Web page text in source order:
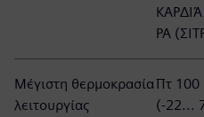
PA
Μέγιστη θερμοκρασία
λειτουργίας
Πτ 100
(-22...